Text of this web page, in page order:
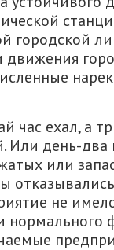
городской
движения
час ехал, а
Или день-два
или
не
нормального